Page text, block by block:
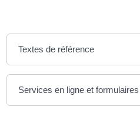
Textes de référence
Services en ligne et formulaires